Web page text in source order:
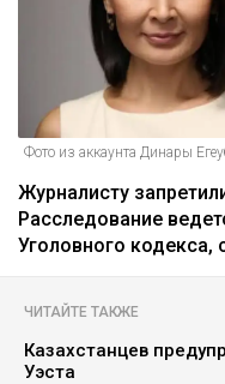
Фото из аккаунта Динары
Журналисту
Расследование
Уголовного кодекса,
ЧИТАЙТЕ ТАКЖЕ
Казахстанцев
Уэста